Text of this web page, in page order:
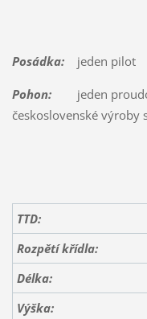
Posádka:jeden pilot
Pohon:jeden
československé výroby
TTD:
Rozpětí křídla:
Délka:
Výška: